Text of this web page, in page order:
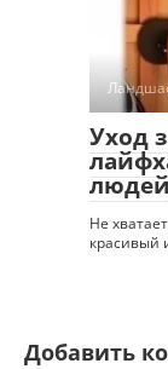
Уход
Не
красивый
Добавить